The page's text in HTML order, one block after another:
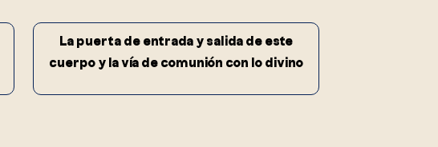
La puerta de entrada y salida de este
cuerpo y la vía de comunión con lo divino